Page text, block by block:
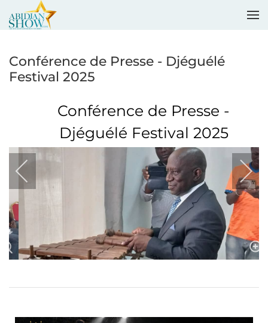
Conférence de Presse - Djéguélé
Festival 2025
Conférence de Presse -
Djéguélé Festival 2025